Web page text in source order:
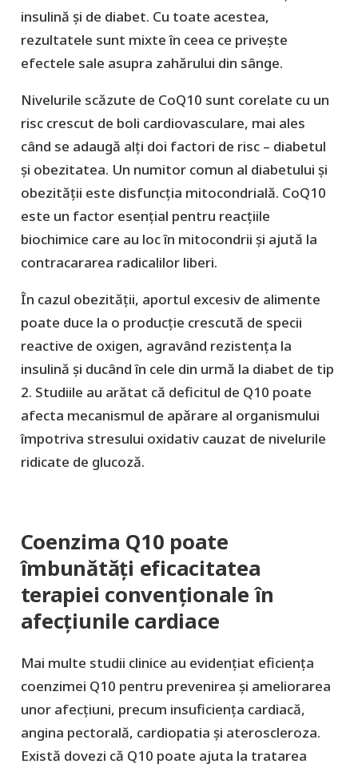
insulină și de diabet. Cu toate acestea,
rezultatele sunt mixte în ceea ce privește
efectele sale asupra zahărului din sânge.
Nivelurile scăzute de CoQ10 sunt corelate cu un
risc crescut de boli cardiovasculare, mai ales
când se adaugă alți doi factori de risc – diabetul
și obezitatea. Un numitor comun al diabetului și
obezității este disfuncția mitocondrială. CoQ10
este un factor esențial pentru reacțiile
biochimice care au loc în mitocondrii și ajută la
contracararea radicalilor liberi.
În cazul obezității, aportul excesiv de alimente
poate duce la o producție crescută de specii
reactive de oxigen, agravând rezistența la
insulină și ducând în cele din urmă la diabet de tip
2. Studiile au arătat că deficitul de Q10 poate
afecta mecanismul de apărare al organismului
împotriva stresului oxidativ cauzat de nivelurile
ridicate de glucoză.
Coenzima Q10 poate
îmbunătăți eficacitatea
terapiei convenționale în
afecțiunile cardiace
Mai multe studii clinice au evidențiat eficiența
coenzimei Q10 pentru prevenirea și ameliorarea
unor afecțiuni, precum insuficiența cardiacă,
angina pectorală, cardiopatia și ateroscleroza.
Există dovezi că Q10 poate ajuta la tratarea